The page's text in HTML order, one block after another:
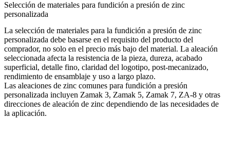
Selección de materiales para fundición a presión de zinc
personalizada
La selección de materiales para la fundición a presión de zinc
personalizada debe basarse en el requisito del producto del
comprador, no solo en el precio más bajo del material. La aleación
seleccionada afecta la resistencia de la pieza, dureza, acabado
superficial, detalle fino, claridad del logotipo, post-mecanizado,
rendimiento de ensamblaje y uso a largo plazo.
Las aleaciones de zinc comunes para fundición a presión
personalizada incluyen Zamak 3, Zamak 5, Zamak 7, ZA-8 y otras
direcciones de aleación de zinc dependiendo de las necesidades de
la aplicación.